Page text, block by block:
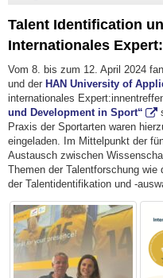
Talent Identification
Internationales
Vom 8. bis zum 12. April 2024
und der HAN University of
internationales
und Development in Sport“
Praxis der Sportarten waren
eingeladen. Im Mittelpunkt der
Austausch zwischen
Themen der Talentforschung wie
der Talentidentifikation und -